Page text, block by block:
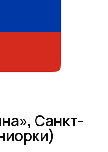
Санкт-